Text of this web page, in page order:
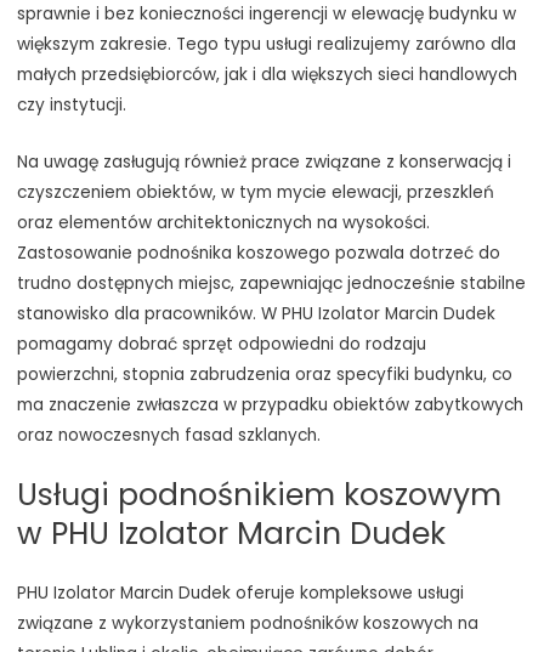
sprawnie i bez konieczności ingerencji w elewację budynku w
większym zakresie. Tego typu usługi realizujemy zarówno dla
małych przedsiębiorców, jak i dla większych sieci handlowych
czy instytucji.
Na uwagę zasługują również prace związane z konserwacją i
czyszczeniem obiektów, w tym mycie elewacji, przeszkleń
oraz elementów architektonicznych na wysokości.
Zastosowanie podnośnika koszowego pozwala dotrzeć do
trudno dostępnych miejsc, zapewniając jednocześnie stabilne
stanowisko dla pracowników. W PHU Izolator Marcin Dudek
pomagamy dobrać sprzęt odpowiedni do rodzaju
powierzchni, stopnia zabrudzenia oraz specyfiki budynku, co
ma znaczenie zwłaszcza w przypadku obiektów zabytkowych
oraz nowoczesnych fasad szklanych.
Usługi podnośnikiem koszowym
w PHU Izolator Marcin Dudek
PHU Izolator Marcin Dudek oferuje kompleksowe usługi
związane z wykorzystaniem podnośników koszowych na